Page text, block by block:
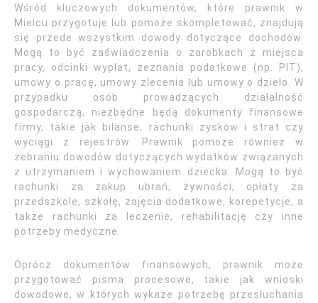
Wśród kluczowych dokumentów, które prawnik w
Mielcu przygotuje lub pomoże skompletować, znajdują
się przede wszystkim dowody dotyczące dochodów.
Mogą to być zaświadczenia o zarobkach z miejsca
pracy, odcinki wypłat, zeznania podatkowe (np. PIT),
umowy o pracę, umowy zlecenia lub umowy o dzieło. W
przypadku osób prowadzących działalność
gospodarczą, niezbędne będą dokumenty finansowe
firmy, takie jak bilanse, rachunki zysków i strat czy
wyciągi z rejestrów. Prawnik pomoże również w
zebraniu dowodów dotyczących wydatków związanych
z utrzymaniem i wychowaniem dziecka. Mogą to być
rachunki za zakup ubrań, żywności, opłaty za
przedszkole, szkołę, zajęcia dodatkowe, korepetycje, a
także rachunki za leczenie, rehabilitację czy inne
potrzeby medyczne.
Oprócz dokumentów finansowych, prawnik może
przygotować pisma procesowe, takie jak wnioski
dowodowe, w których wykaże potrzebę przesłuchania